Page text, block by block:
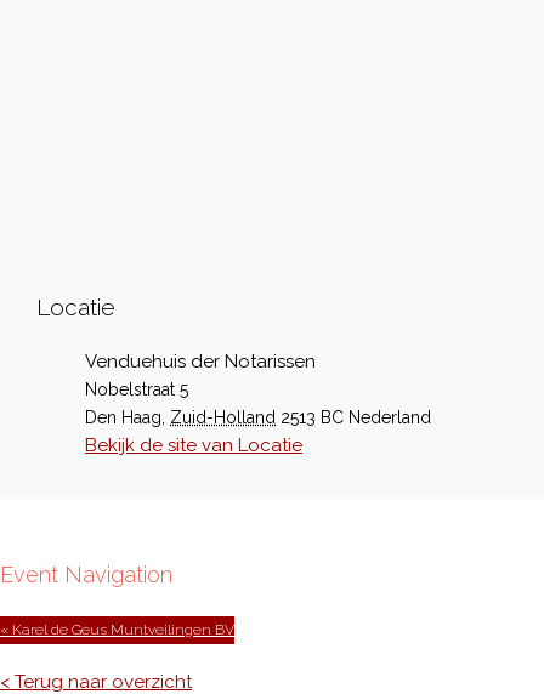
Locatie
Venduehuis der Notarissen
Nobelstraat 5
Den Haag Zuid-Holland 2513 BC Nederland
Bekijk de site van Locatie
Event Navigation
« Karel de Geus Muntveilingen BV
< Terug naar overzicht